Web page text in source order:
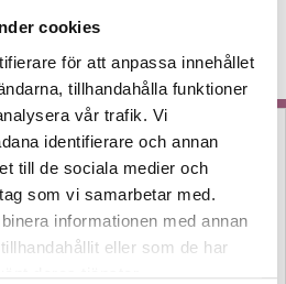
cookies
för att anpassa innehållet
tillhandahålla funktioner
vår trafik. Vi
identifierare och annan
till de sociala medier och
som vi samarbetar med.
informationen med annan
eller som de har
deras tjänster.
redan på